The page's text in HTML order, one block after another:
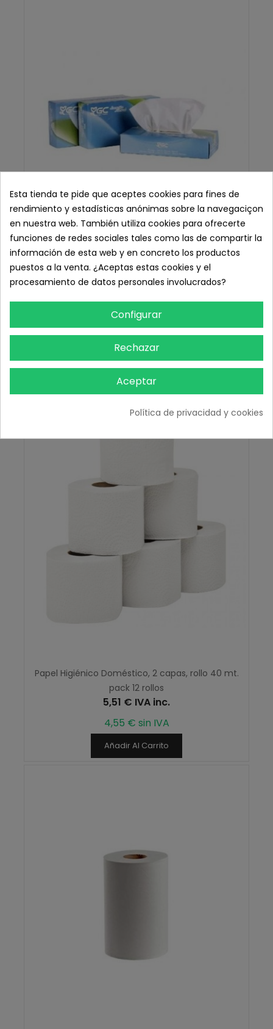
Pañuelos tissues kleenex faciales, paquete suelto
1,48 € IVA inc.
1,22 € sin IVA
Añadir Al Carrito
Papel Higiénico Doméstico, 2 capas, rollo 40 mt.
pack 12 rollos
5,51 € IVA inc.
4,55 € sin IVA
Añadir Al Carrito
Esta tienda te pide que aceptes cookies para fines de
rendimiento y estadísticas anónimas sobre la navegaciçon
en nuestra web. También utiliza cookies para ofrecerte
funciones de redes sociales tales como las de compartir la
información de esta web y en concreto los productos
puestos a la venta. ¿Aceptas estas cookies y el
procesamiento de datos personales involucrados?
Configurar
Rechazar
Aceptar
Política de privacidad y cookies